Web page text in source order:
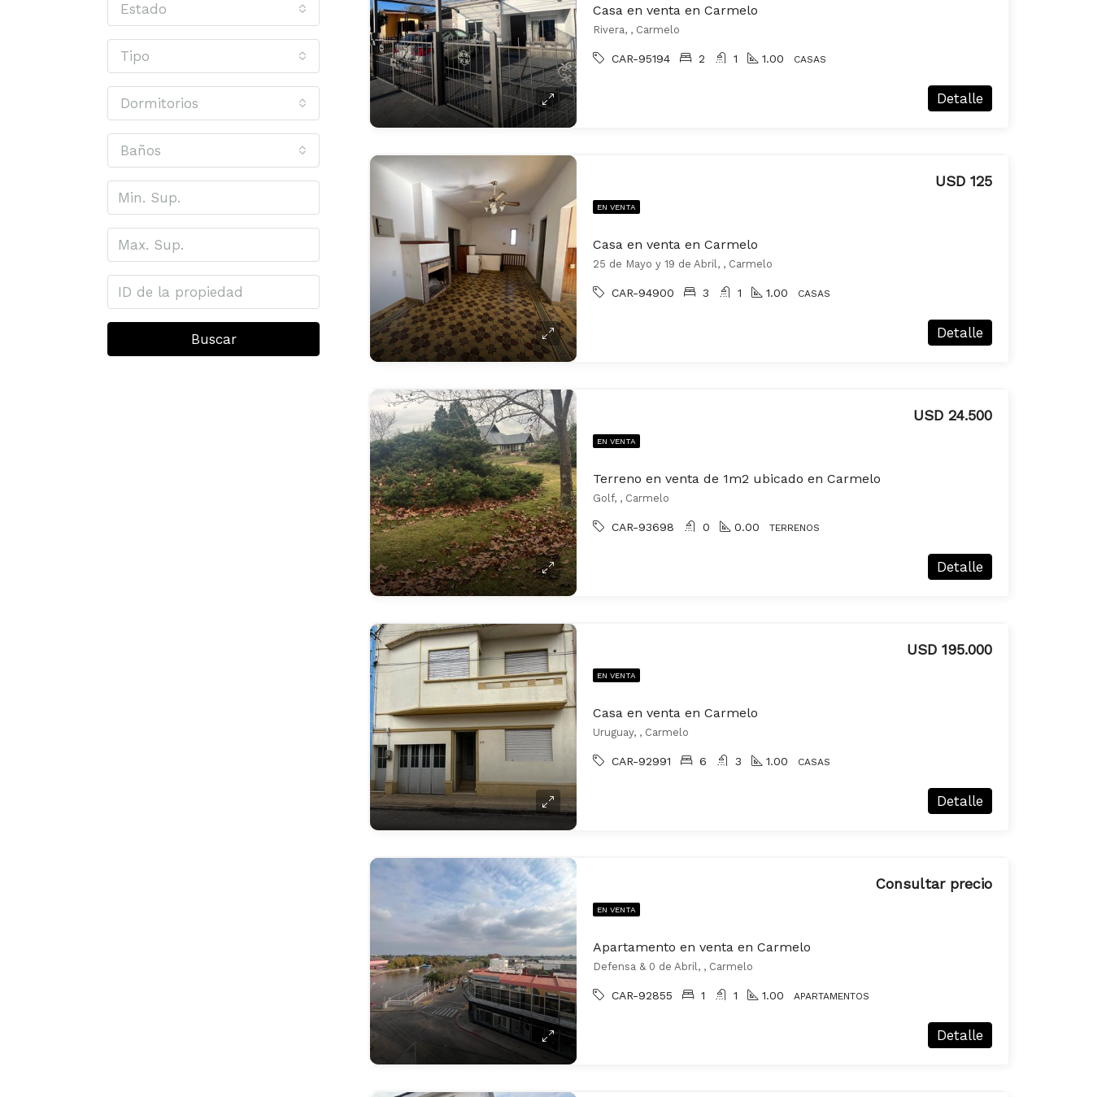
Casa en venta en Carmelo
Rivera, , Carmelo
CAR-95194 2 1 1.00 CASAS
Detalle
EN VENTA
Casa en venta en Carmelo
USD 125
25 de Mayo y 19 de Abril, , Carmelo
CAR-94900 3 1 1.00 CASAS
Detalle
EN VENTA
Terreno en venta de 1m2 ubicado en Carmelo
USD 24.500
Golf, , Carmelo
CAR-93698 0 0.00 TERRENOS
Detalle
EN VENTA
Casa en venta en Carmelo
USD 195.000
Uruguay, , Carmelo
CAR-92991 6 3 1.00 CASAS
Detalle
EN VENTA
Apartamento en venta en Carmelo
Consultar precio
Defensa & 0 de Abril, , Carmelo
CAR-92855 1 1 1.00 APARTAMENTOS
Detalle
Estado
Tipo
Dormitorios
Baños
Buscar